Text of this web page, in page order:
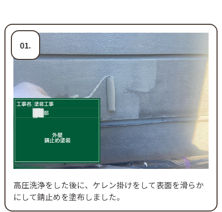
01.
高圧洗浄をした後に、ケレン掛けをして表面を滑らか
にして錆止めを塗布しました。